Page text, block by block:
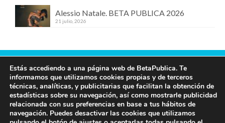
Alessio Natale. BETA PUBLICA 2026
21 julio, 2026
Contacta con nosotros
609 19 97 00
info@betapublica.org
© Beta Publica -Aviso Legal y de privacidad
Estás accediendo a una página web de BetaPublica. Te
informamos que utilizamos cookies propias y de terceros
técnicas, analíticas, y publicitarias que facilitan la obtención de
estadísticas sobre su navegación, así como mostrarle publicidad
relacionada con sus preferencias en base a tus hábitos de
navegación. Puedes desactivar las cookies que utilizamos